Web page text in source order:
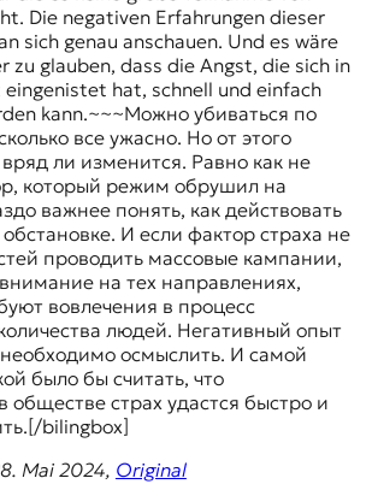
Die negativen Erfahrungen dieser
sich genau anschauen. Und es wäre
zu glauben, dass die Angst, die sich in
hat, schnell und einfach
kann.~~~Можно убиваться по
все ужасно. Но от этого
ли изменится. Равно как не
который режим обрушил на
важнее понять, как действовать
И если фактор страха не
проводить массовые кампании,
на тех направлениях,
вовлечения в процесс
людей. Негативный опыт
осмыслить. И самой
было бы считать, что
обществе страх удастся быстро и
bilingbox]
Mai 2024, Original